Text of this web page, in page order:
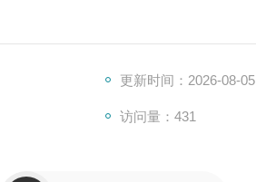
更新时间：2026-08-05
访问量：431